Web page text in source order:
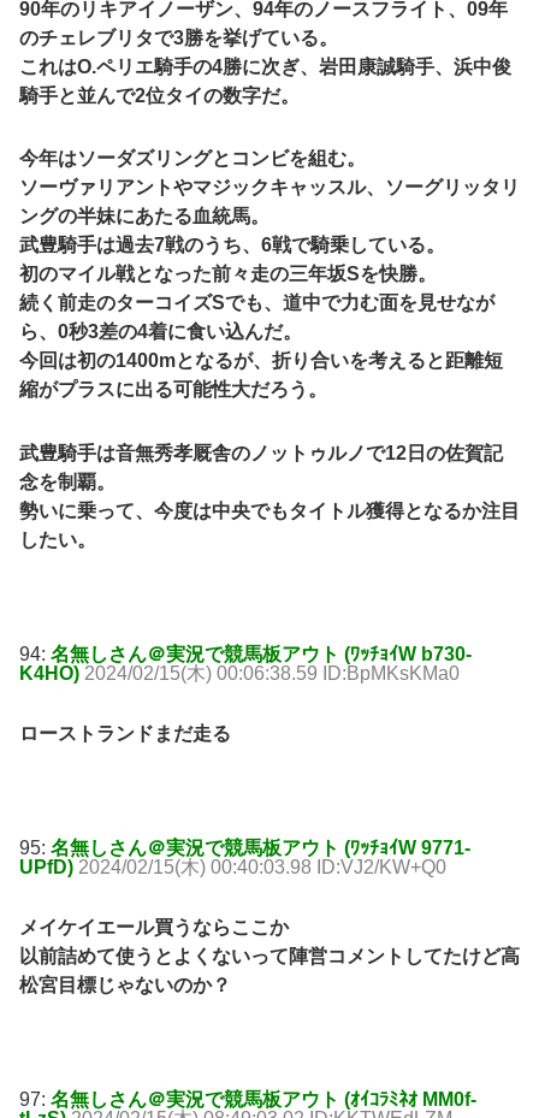
90年のリキアイノーザン、94年のノースフライト、09年
のチェレブリタで3勝を挙げている。
これはO.ペリエ騎手の4勝に次ぎ、岩田康誠騎手、浜中俊
騎手と並んで2位タイの数字だ。
今年はソーダズリングとコンビを組む。
ソーヴァリアントやマジックキャッスル、ソーグリッタリ
ングの半妹にあたる血統馬。
武豊騎手は過去7戦のうち、6戦で騎乗している。
初のマイル戦となった前々走の三年坂Sを快勝。
続く前走のターコイズSでも、道中で力む面を見せなが
ら、0秒3差の4着に食い込んだ。
今回は初の1400mとなるが、折り合いを考えると距離短
縮がプラスに出る可能性大だろう。
武豊騎手は音無秀孝厩舎のノットゥルノで12日の佐賀記
念を制覇。
勢いに乗って、今度は中央でもタイトル獲得となるか注目
したい。
94: 名無しさん＠実況で競馬板アウト (ﾜｯﾁｮｲW b730-
K4HO) 2024/02/15(木) 00:06:38.59 ID:BpMKsKMa0
ローストランドまだ走る
95: 名無しさん＠実況で競馬板アウト (ﾜｯﾁｮｲW 9771-
UPfD) 2024/02/15(木) 00:40:03.98 ID:VJ2/KW+Q0
メイケイエール買うならここか
以前詰めて使うとよくないって陣営コメントしてたけど高
松宮目標じゃないのか？
97: 名無しさん＠実況で競馬板アウト (ｵｲｺﾗﾐﾈｵ MM0f-